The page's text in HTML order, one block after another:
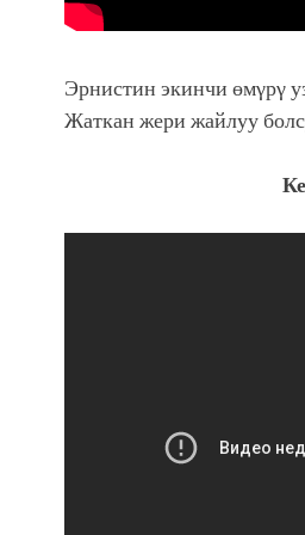
Эрнистин экинчи өмγрγ
Жаткан жери жайлуу